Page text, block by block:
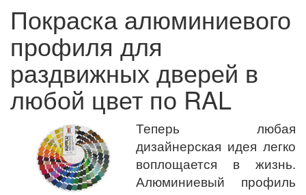
Покраска алюминиевого
профиля для
раздвижных дверей в
любой цвет по RAL
Теперь любая
дизайнерская идея легко
воплощается в жизнь.
Алюминиевый профиль